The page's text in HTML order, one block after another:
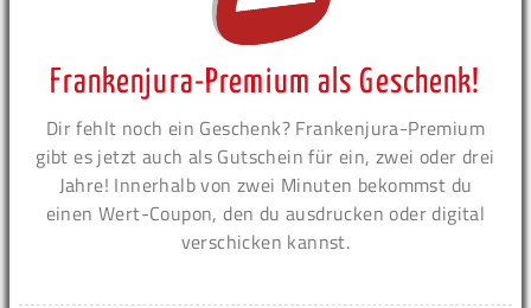
Frankenjura-Premium als Geschenk!
Dir fehlt noch ein Geschenk? Frankenjura-Premium
gibt es jetzt auch als Gutschein für ein, zwei oder drei
Jahre! Innerhalb von zwei Minuten bekommst du
einen Wert-Coupon, den du ausdrucken oder digital
verschicken kannst.